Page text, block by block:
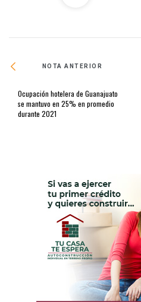
NOTA ANTERIOR
Ocupación hotelera de Guanajuato
se mantuvo en 25% en promedio
durante 2021